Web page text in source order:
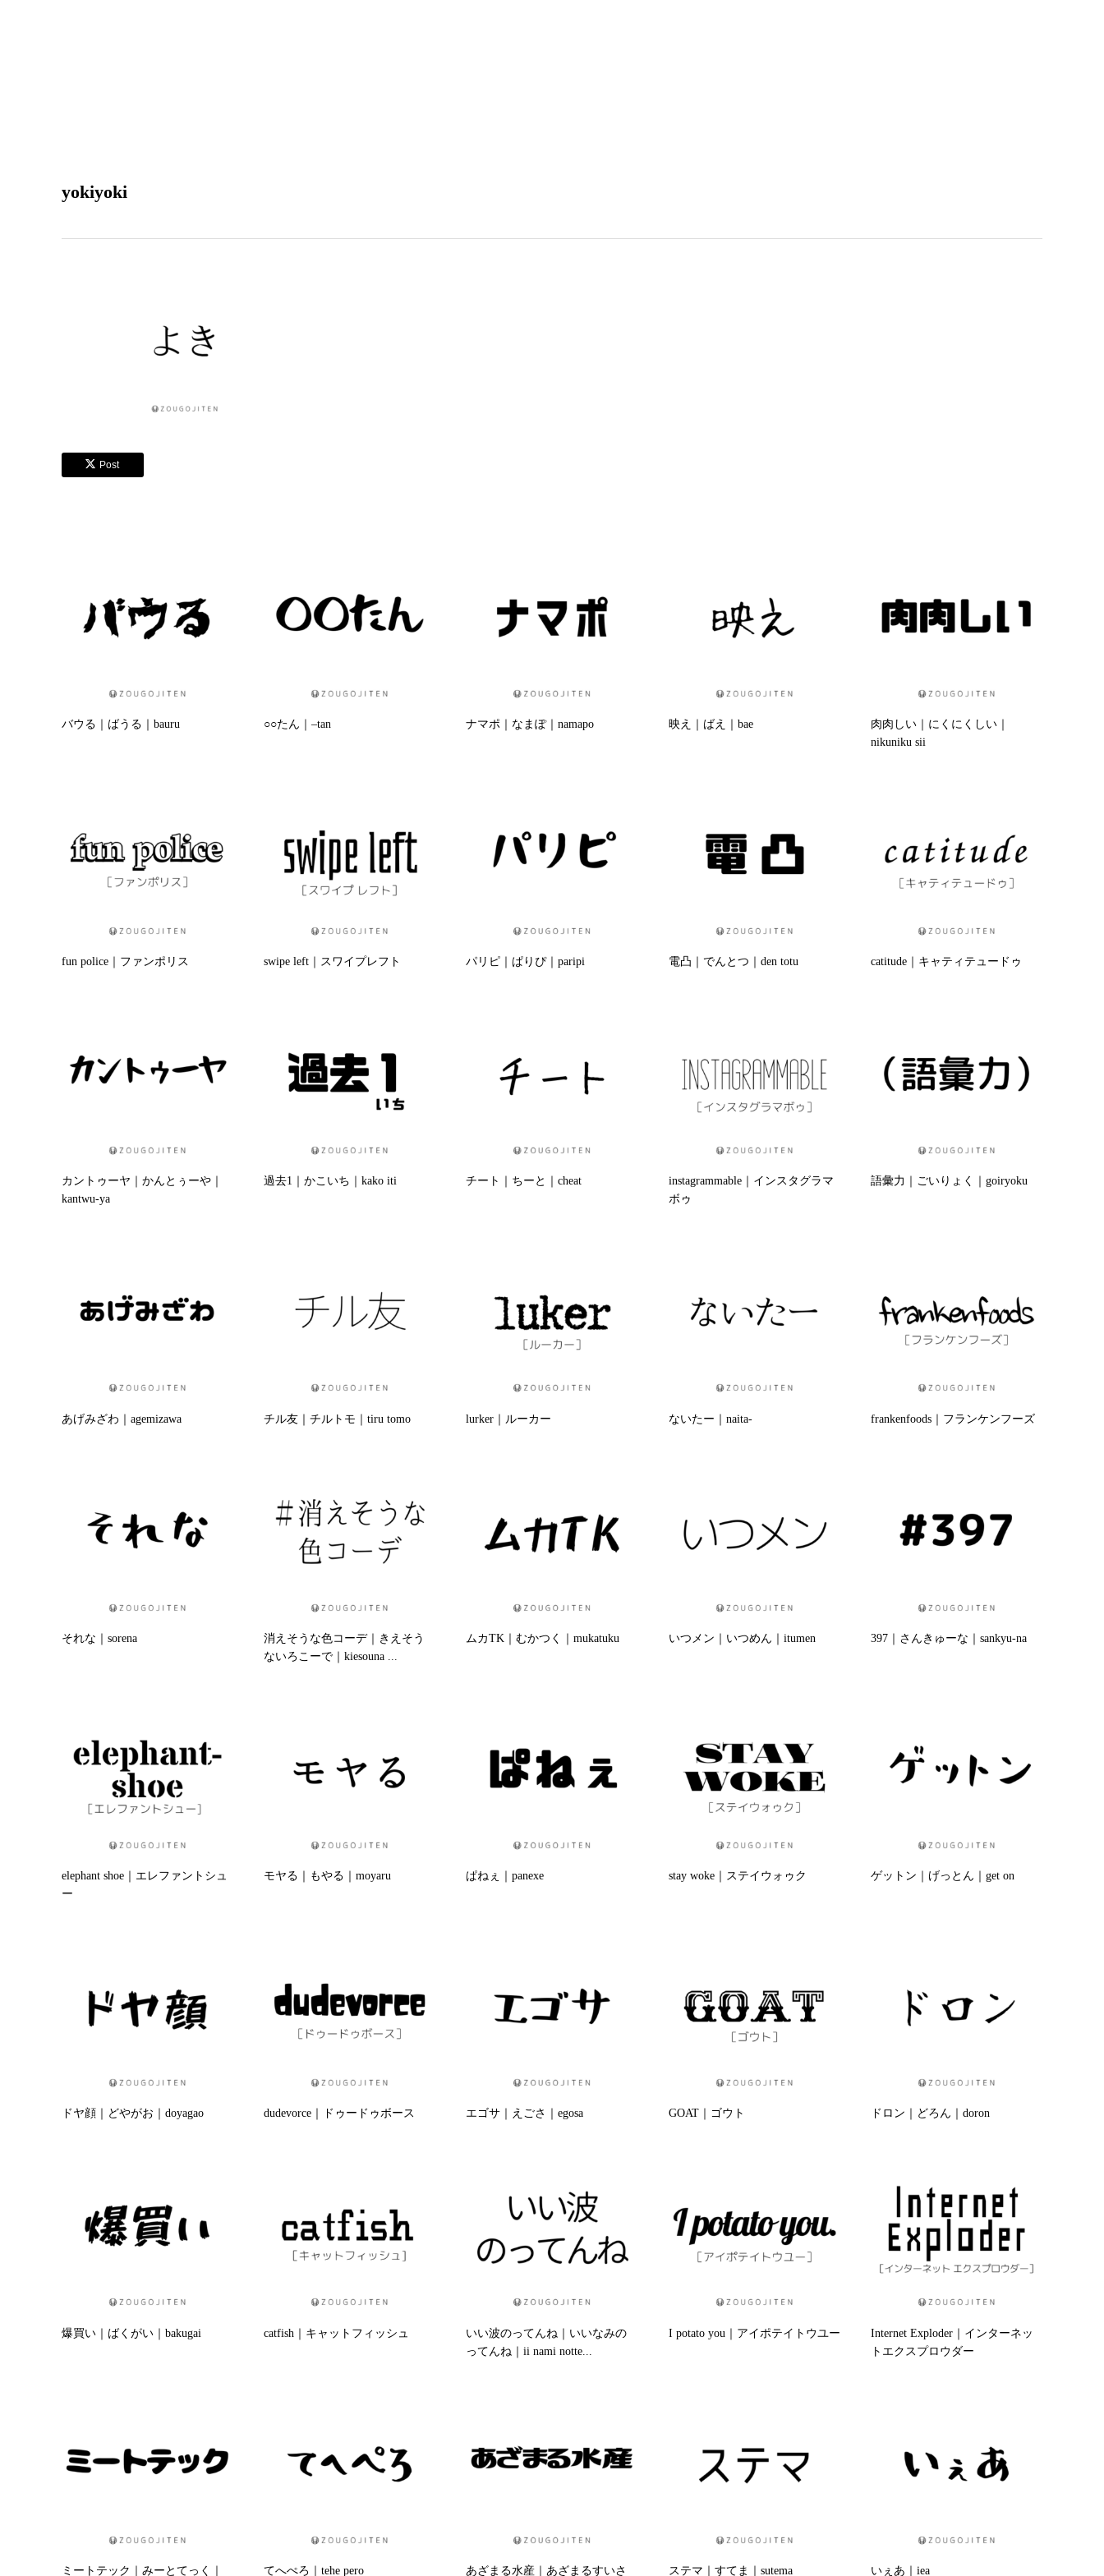
yokiyoki
Post
バウる｜ばうる｜bauru ○○たん｜–tan ナマポ｜なまぽ｜namapo 映え｜ばえ｜bae
肉肉しい｜にくにくしい｜
nikuniku sii
fun police｜ファンポリス swipe left｜スワイプレフト パリピ｜ぱりぴ｜paripi 電凸｜でんとつ｜den totu catitude｜キャティテュードゥ
カントゥーヤ｜かんとぅーや｜
kantwu-ya
過去1｜かこいち｜kako iti チート｜ちーと｜cheat
instagrammable｜インスタグラマ
ボゥ
語彙力｜ごいりょく｜goiryoku
あげみざわ｜agemizawa チル友｜チルトモ｜tiru tomo lurker｜ルーカー ないたー｜naita- frankenfoods｜フランケンフーズ
それな｜sorena
消えそうな色コーデ｜きえそう
ないろこーで｜kiesouna ...
ムカTK｜むかつく｜mukatuku いつメン｜いつめん｜itumen 397｜さんきゅーな｜sankyu-na
elephant shoe｜エレファントシュ
ー
モヤる｜もやる｜moyaru ぱねぇ｜panexe stay woke｜ステイウォゥク ゲットン｜げっとん｜get on
ドヤ顔｜どやがお｜doyagao dudevorce｜ドゥードゥボース エゴサ｜えごさ｜egosa GOAT｜ゴウト ドロン｜どろん｜doron
爆買い｜ばくがい｜bakugai catfish｜キャットフィッシュ
いい波のってんね｜いいなみの
ってんね｜ii nami notte...
I potato you｜アイポテイトウユー
Internet Exploder｜インターネッ
トエクスプロウダー
ミートテック｜みーとてっく｜ てへぺろ｜tehe pero あざまる水産｜あざまるすいさ ステマ｜すてま｜sutema いぇあ｜iea